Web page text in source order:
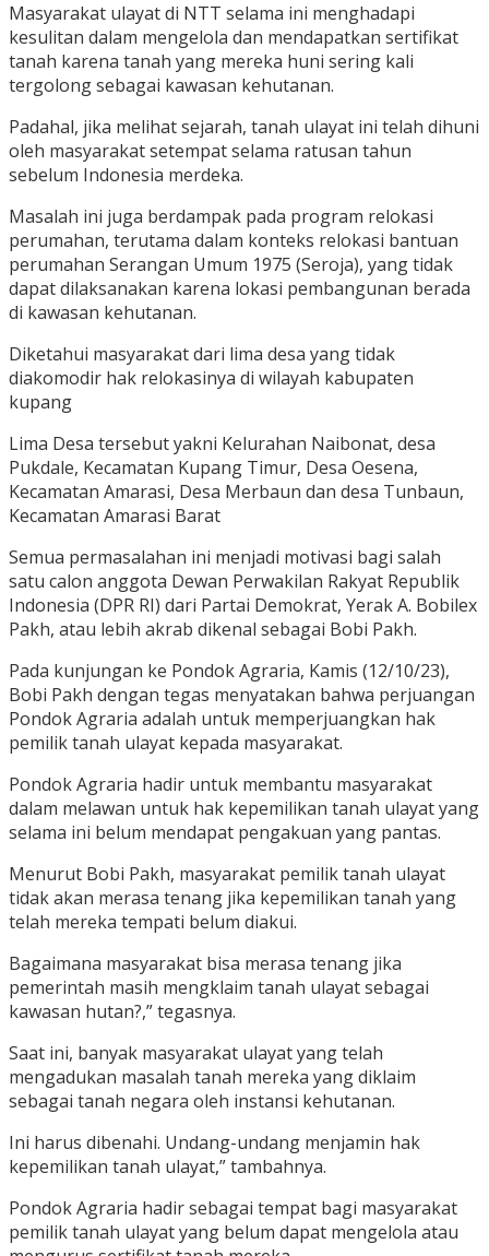
Masyarakat ulayat di NTT selama ini menghadapi
kesulitan dalam mengelola dan mendapatkan sertifikat
tanah karena tanah yang mereka huni sering kali
tergolong sebagai kawasan kehutanan.
Padahal, jika melihat sejarah, tanah ulayat ini telah dihuni
oleh masyarakat setempat selama ratusan tahun
sebelum Indonesia merdeka.
Masalah ini juga berdampak pada program relokasi
perumahan, terutama dalam konteks relokasi bantuan
perumahan Serangan Umum 1975 (Seroja), yang tidak
dapat dilaksanakan karena lokasi pembangunan berada
di kawasan kehutanan.
Diketahui masyarakat dari lima desa yang tidak
diakomodir hak relokasinya di wilayah kabupaten
kupang
Lima Desa tersebut yakni Kelurahan Naibonat, desa
Pukdale, Kecamatan Kupang Timur, Desa Oesena,
Kecamatan Amarasi, Desa Merbaun dan desa Tunbaun,
Kecamatan Amarasi Barat
Semua permasalahan ini menjadi motivasi bagi salah
satu calon anggota Dewan Perwakilan Rakyat Republik
Indonesia (DPR RI) dari Partai Demokrat, Yerak A. Bobilex
Pakh, atau lebih akrab dikenal sebagai Bobi Pakh.
Pada kunjungan ke Pondok Agraria, Kamis (12/10/23),
Bobi Pakh dengan tegas menyatakan bahwa perjuangan
Pondok Agraria adalah untuk memperjuangkan hak
pemilik tanah ulayat kepada masyarakat.
Pondok Agraria hadir untuk membantu masyarakat
dalam melawan untuk hak kepemilikan tanah ulayat yang
selama ini belum mendapat pengakuan yang pantas.
Menurut Bobi Pakh, masyarakat pemilik tanah ulayat
tidak akan merasa tenang jika kepemilikan tanah yang
telah mereka tempati belum diakui.
Bagaimana masyarakat bisa merasa tenang jika
pemerintah masih mengklaim tanah ulayat sebagai
kawasan hutan?,” tegasnya.
Saat ini, banyak masyarakat ulayat yang telah
mengadukan masalah tanah mereka yang diklaim
sebagai tanah negara oleh instansi kehutanan.
Ini harus dibenahi. Undang-undang menjamin hak
kepemilikan tanah ulayat,” tambahnya.
Pondok Agraria hadir sebagai tempat bagi masyarakat
pemilik tanah ulayat yang belum dapat mengelola atau